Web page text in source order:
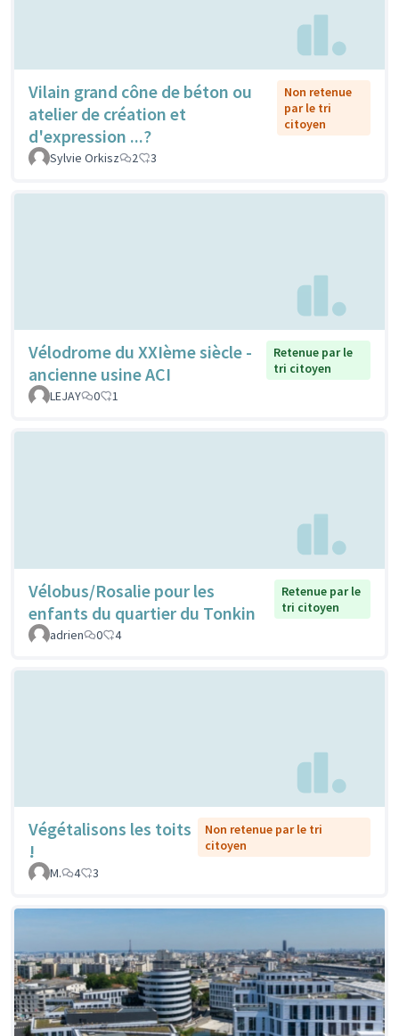
Vilain grand cône de béton ou
atelier de création et
d'expression ...?
Non retenue
par le tri
citoyen
Sylvie Orkisz 2 3
Vélodrome du XXIème siècle -
ancienne usine ACI
Retenue par le
tri citoyen
LEJAY
0 1
Vélobus/Rosalie pour les
enfants du quartier du Tonkin
Retenue par le
tri citoyen
adrien
0 4
Végétalisons les toits
!
Non retenue par le tri
citoyen
M.
4 3